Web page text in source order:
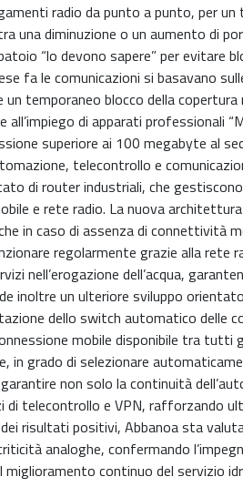
radio da punto a punto, per
una diminuzione o un aumento di
“lo devono sapere” per evitare
fa le comunicazioni si basavano
temporaneo blocco della
di apparati professionali
superiore ai 100 megabyte al
telecontrollo e
di router industriali, che
e rete radio. La nuova
in caso di assenza di connettività
regolarmente grazie alla rete
nell’erogazione dell’acqua,
inoltre un ulteriore sviluppo
dello switch automatico delle
mobile disponibile tra tutti
in grado di selezionare
non solo la continuità
di telecontrollo e VPN, rafforzando
risultati positivi, Abbanoa sta
analoghe, confermando
continuo del servizio